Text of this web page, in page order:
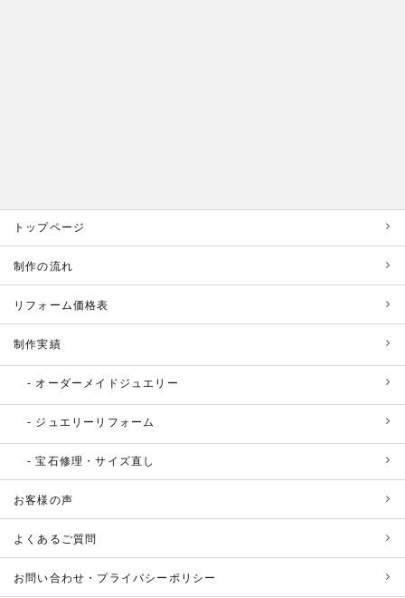
トップページ
制作の流れ
リフォーム価格表
制作実績
オーダーメイドジュエリー
ジュエリーリフォーム
宝石修理・サイズ直し
お客様の声
よくあるご質問
お問い合わせ・プライバシーポリシー